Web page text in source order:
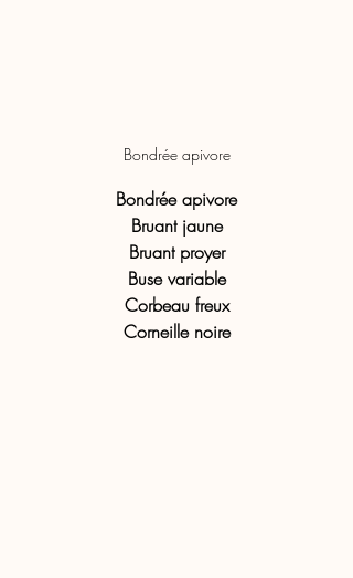
Bondrée apivore
Bondrée apivore
Bruant jaune
Bruant proyer
Buse variable
Corbeau freux
Corneille noire